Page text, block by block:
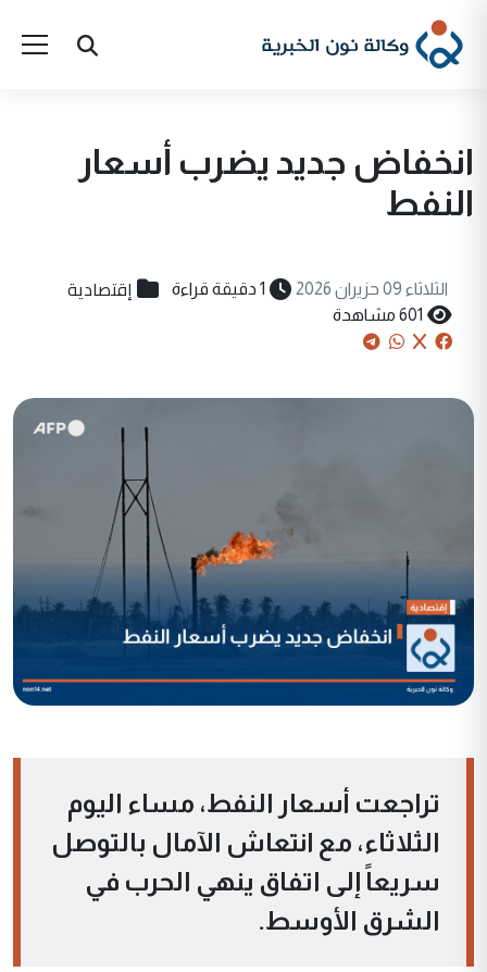
انخفاض جديد يضرب أسعار
النفط
الثلاثاء 09 حزيران 2026 1 دقيقة قراءة إقتصادية
601 مشاهدة
تراجعت أسعار النفط، مساء اليوم
الثلاثاء، مع انتعاش الآمال بالتوصل
سريعاً إلى اتفاق ينهي الحرب في
الشرق الأوسط.